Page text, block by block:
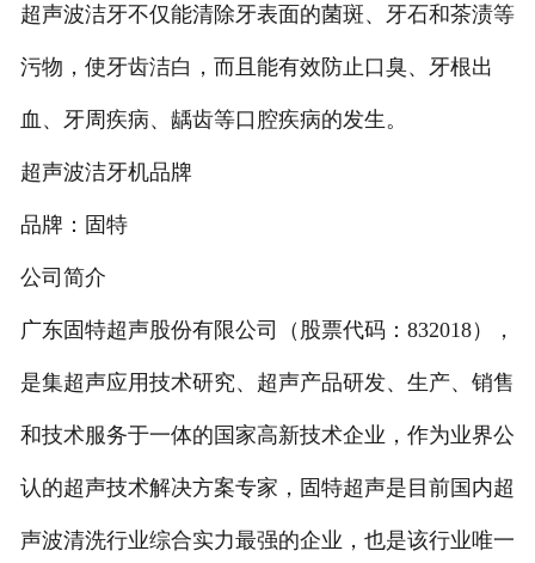
超声波洁牙不仅能清除牙表面的菌斑、牙石和茶渍等
污物，使牙齿洁白，而且能有效防止口臭、牙根出
血、牙周疾病、龋齿等口腔疾病的发生。
超声波洁牙机品牌
品牌：固特
公司简介
广东固特超声股份有限公司（股票代码：832018），
是集超声应用技术研究、超声产品研发、生产、销售
和技术服务于一体的国家高新技术企业，作为业界公
认的超声技术解决方案专家，固特超声是目前国内超
声波清洗行业综合实力最强的企业，也是该行业唯一